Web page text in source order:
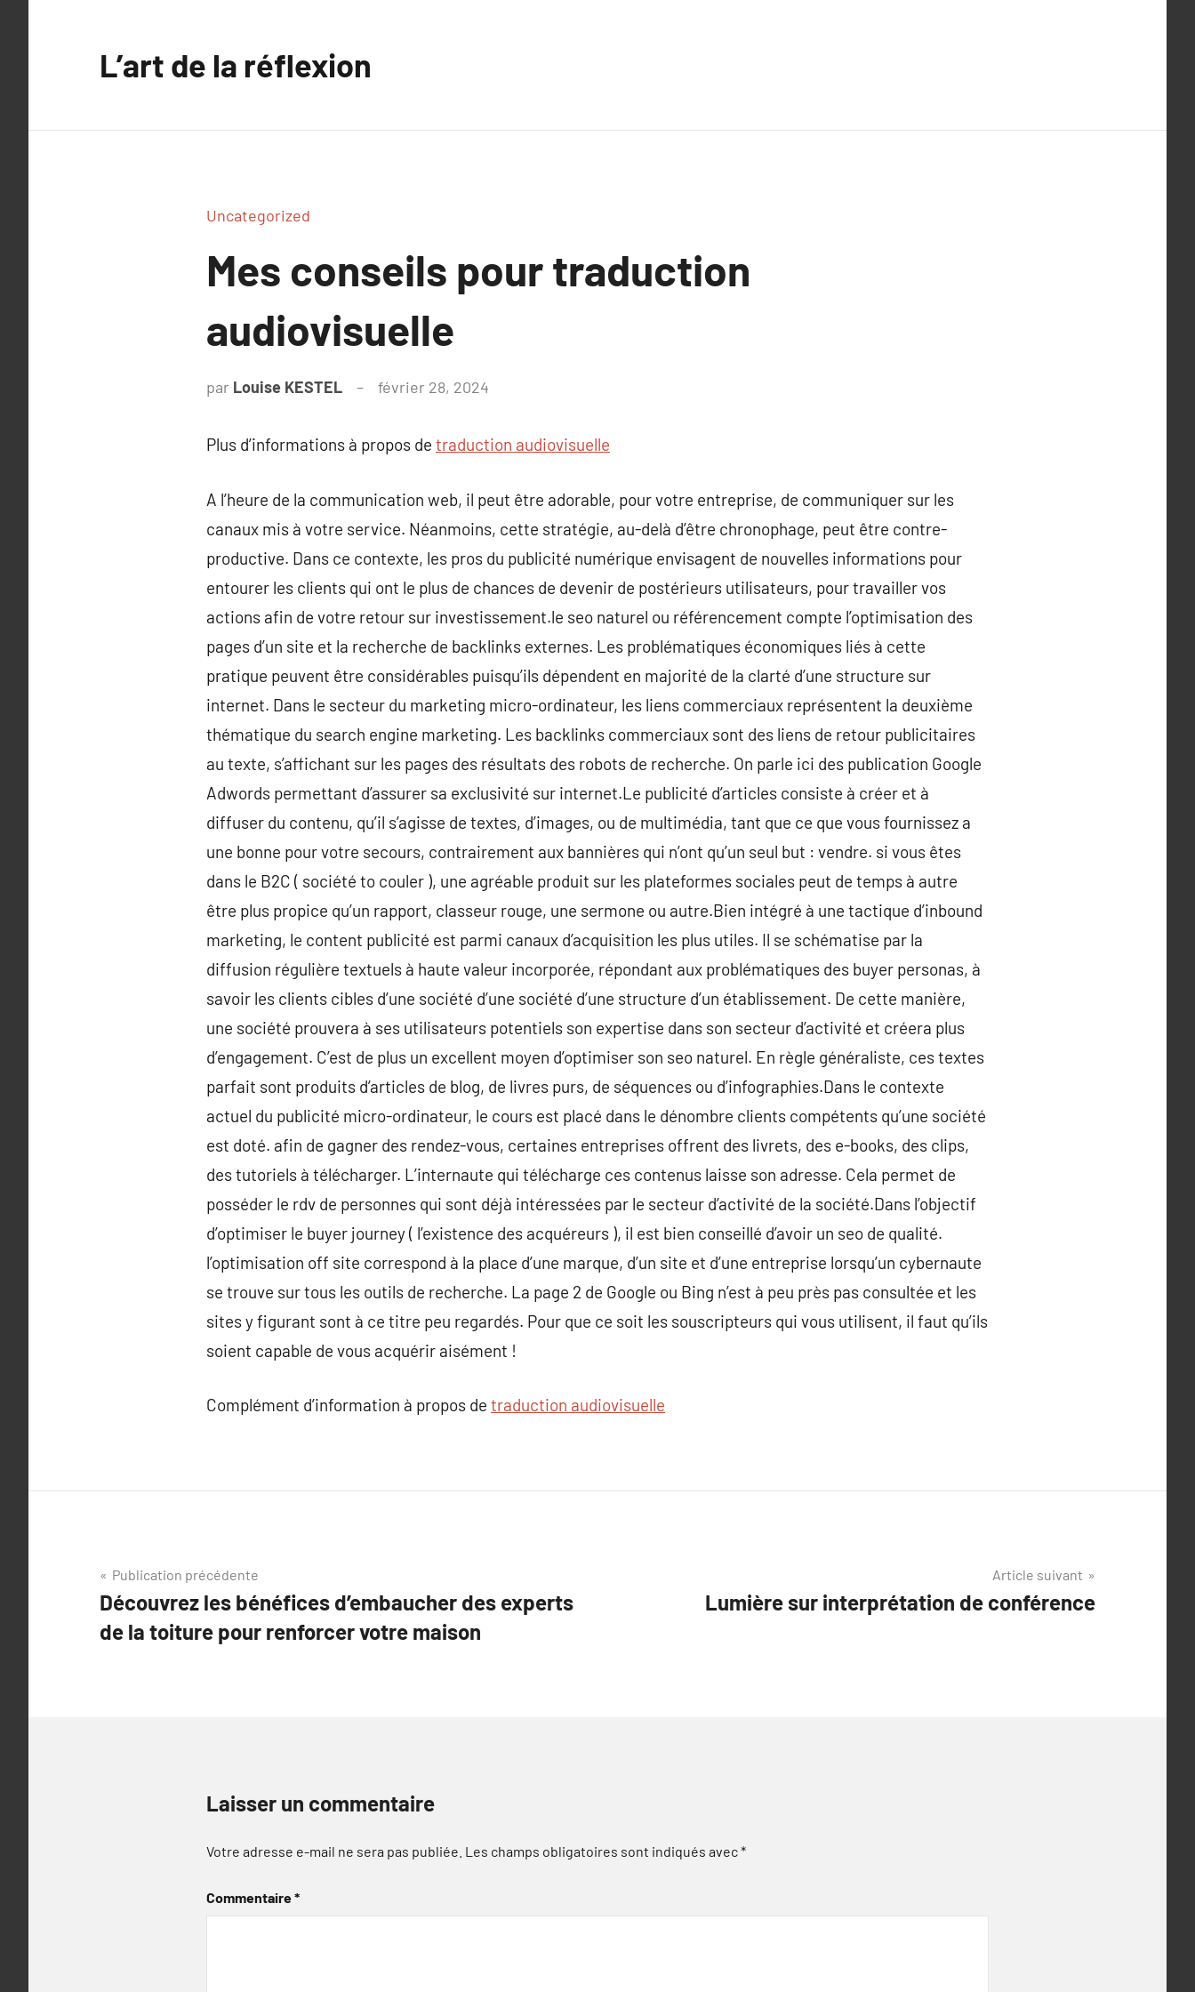
L’art de la réflexion
Uncategorized
Mes conseils pour traduction
audiovisuelle
par Louise KESTEL février 28, 2024
Plus d’informations à propos de traduction audiovisuelle
A l’heure de la communication web, il peut être adorable, pour votre entreprise, de communiquer sur les
canaux mis à votre service. Néanmoins, cette stratégie, au-delà d’être chronophage, peut être contre-
productive. Dans ce contexte, les pros du publicité numérique envisagent de nouvelles informations pour
entourer les clients qui ont le plus de chances de devenir de postérieurs utilisateurs, pour travailler vos
actions afin de votre retour sur investissement.le seo naturel ou référencement compte l’optimisation des
pages d’un site et la recherche de backlinks externes. Les problématiques économiques liés à cette
pratique peuvent être considérables puisqu’ils dépendent en majorité de la clarté d’une structure sur
internet. Dans le secteur du marketing micro-ordinateur, les liens commerciaux représentent la deuxième
thématique du search engine marketing. Les backlinks commerciaux sont des liens de retour publicitaires
au texte, s’affichant sur les pages des résultats des robots de recherche. On parle ici des publication Google
Adwords permettant d’assurer sa exclusivité sur internet.Le publicité d’articles consiste à créer et à
diffuser du contenu, qu’il s’agisse de textes, d’images, ou de multimédia, tant que ce que vous fournissez a
une bonne pour votre secours, contrairement aux bannières qui n’ont qu’un seul but : vendre. si vous êtes
dans le B2C ( société to couler ), une agréable produit sur les plateformes sociales peut de temps à autre
être plus propice qu’un rapport, classeur rouge, une sermone ou autre.Bien intégré à une tactique d’inbound
marketing, le content publicité est parmi canaux d’acquisition les plus utiles. Il se schématise par la
diffusion régulière textuels à haute valeur incorporée, répondant aux problématiques des buyer personas, à
savoir les clients cibles d’une société d’une société d’une structure d’un établissement. De cette manière,
une société prouvera à ses utilisateurs potentiels son expertise dans son secteur d’activité et créera plus
d’engagement. C’est de plus un excellent moyen d’optimiser son seo naturel. En règle généraliste, ces textes
parfait sont produits d’articles de blog, de livres purs, de séquences ou d’infographies.Dans le contexte
actuel du publicité micro-ordinateur, le cours est placé dans le dénombre clients compétents qu’une société
est doté. afin de gagner des rendez-vous, certaines entreprises offrent des livrets, des e-books, des clips,
des tutoriels à télécharger. L’internaute qui télécharge ces contenus laisse son adresse. Cela permet de
posséder le rdv de personnes qui sont déjà intéressées par le secteur d’activité de la société.Dans l’objectif
d’optimiser le buyer journey ( l’existence des acquéreurs ), il est bien conseillé d’avoir un seo de qualité.
l’optimisation off site correspond à la place d’une marque, d’un site et d’une entreprise lorsqu’un cybernaute
se trouve sur tous les outils de recherche. La page 2 de Google ou Bing n’est à peu près pas consultée et les
sites y figurant sont à ce titre peu regardés. Pour que ce soit les souscripteurs qui vous utilisent, il faut qu’ils
soient capable de vous acquérir aisément !
Complément d’information à propos de traduction audiovisuelle
Navigation
de
l’article
Publication précédente
Découvrez les bénéfices d’embaucher des experts
de la toiture pour renforcer votre maison
Article suivant
Lumière sur interprétation de conférence
Laisser un commentaire
Votre adresse e-mail ne sera pas publiée. Les champs obligatoires sont indiqués avec*
Commentaire*